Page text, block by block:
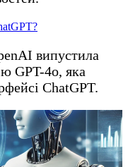
випустила
GPT-4o, яка
ChatGPT.